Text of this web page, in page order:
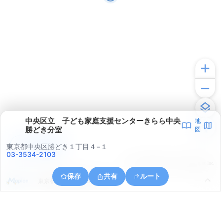
中央区立 子ども家庭支援センターきらら中央
勝どき分室
地
図
東京都中央区勝どき１丁目４−１
03-3534-2103
保存 共有 ルート
東京都江東区豊洲６丁目３
アプリで見る